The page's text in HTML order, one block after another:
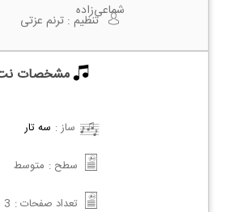
شماعی‌زاده
تنظیم : ترنم عزتی
مشخصات
ساز : سه تار
سطح : متوسط
تعداد صفحات : 3